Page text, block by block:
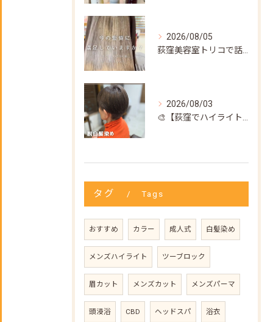
2026/08/05
荻窪美容室トリコで話題の【髪質改善ストレート】✨
2026/08/03
🎨【荻窪でハイライト・カラーなら美容室トリコ】にお任せくださ...
タグ Tags
おすすめ カラー 成人式 白髪染め
メンズハイライト ツーブロック
眉カット メンズカット メンズパーマ
頭浸浴 CBD ヘッドスパ 浴衣